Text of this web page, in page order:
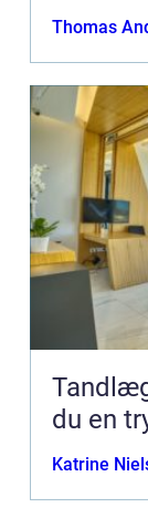
Thomas
Tandlæge
du en
Katrine